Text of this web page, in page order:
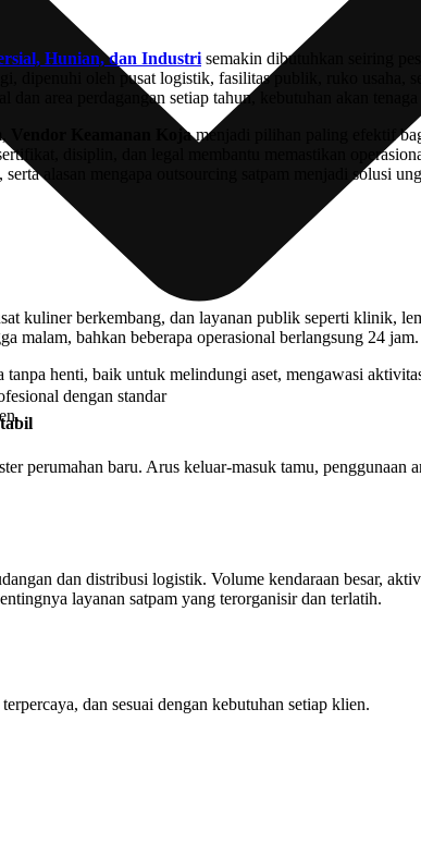
dengan standar
dan sesuai dengan kebutuhan setiap klien.
Hunian, dan Industri semakin dibutuhkan seiring
dipenuhi oleh pusat logistik, fasilitas publik, ruko
area perdagangan setiap tahun, kebutuhan akan
Vendor Keamanan Kojamenjadi pilihan paling efektif
disiplin, dan legal membantu memastikan
alasan mengapa outsourcing satpam menjadi solusi
kuliner berkembang, dan layanan publik seperti klinik,
malam, bahkan beberapa operasional berlangsung 24 jam.
henti, baik untuk melindungi aset, mengawasi
perumahan baru. Arus keluar-masuk tamu,
dan distribusi logistik. Volume kendaraan besar,
layanan satpam yang terorganisir dan terlatih.